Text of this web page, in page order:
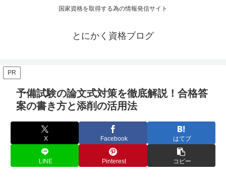
国家資格を取得する為の情報発信サイト
とにかく資格ブログ
PR
予備試験の論文式対策を徹底解説！合格答
案の書き方と添削の活用法
X Facebook はてブ
LINE Pinterest コピー